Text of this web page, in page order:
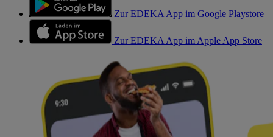
Zur EDEKA App im Google Playstore
Zur EDEKA App im Apple App Store